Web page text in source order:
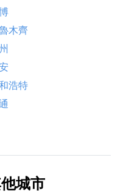
木齊
浩特
城市